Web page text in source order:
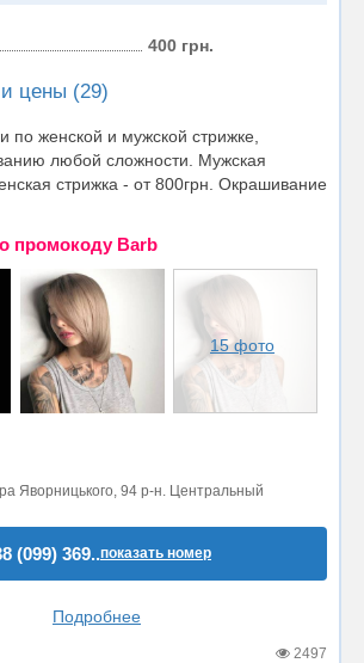
400 грн.
цены (29)
по женской и мужской стрижке,
любой сложности. Мужская
стрижка - от 800грн. Окрашивание
промокоду Barb
15 фото
Яворницького, 94 р-н. Центральный
(099) 369..показать номер
Подробнее
2497